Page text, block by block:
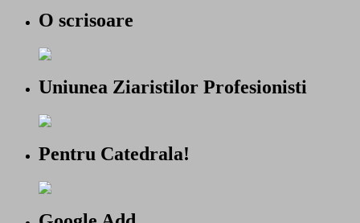
O scrisoare
Uniunea Ziaristilor Profesionisti
Pentru Catedrala!